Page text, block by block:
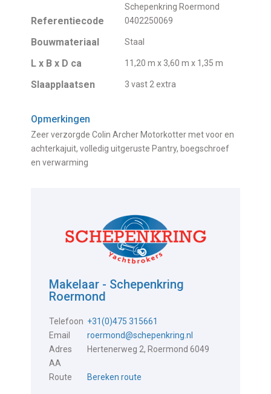
Schepenkring Roermond
Referentiecode 0402250069
Bouwmateriaal Staal
L x B x D ca 11,20 m x 3,60 m x 1,35 m
Slaapplaatsen 3 vast 2 extra
Opmerkingen
Zeer verzorgde Colin Archer Motorkotter met voor en
achterkajuit, volledig uitgeruste Pantry, boegschroef
en verwarming
Makelaar - Schepenkring
Roermond
Telefoon +31(0)475 315661
Email
roermond@schepenkring.nl
Adres
Hertenerweg 2, Roermond 6049
AA
Route
Bereken route